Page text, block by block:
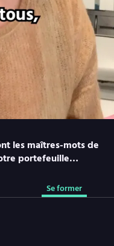
les maîtres-mots de
portefeuille…
Se former